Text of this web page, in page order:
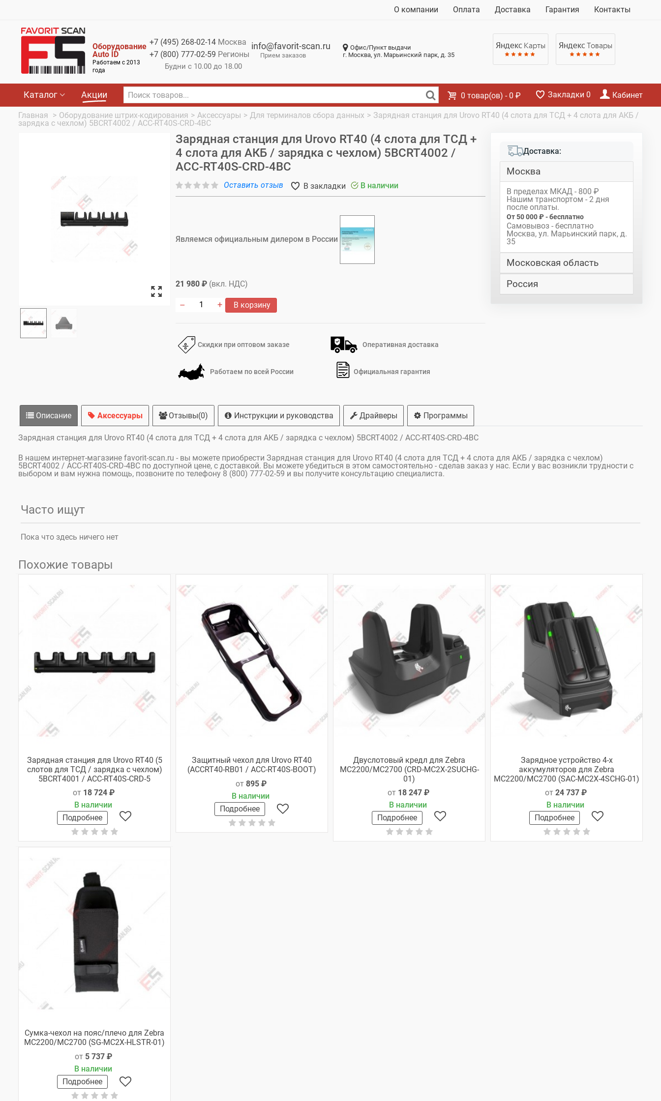
О компании Оплата Доставка Гарантия Контакты
Оборудование
Auto ID
Работаем с 2013
года
+7 (495) 268-02-14 Москва
+7 (800) 777-02-59 Регионы
Будни с 10.00 до 18.00
info@favorit-scan.ru
Прием заказов
Офис/Пункт выдачи
г. Москва, ул. Марьинский парк, д. 35
Яндекс Карты ЯндексТовары
Каталог Акции 0 товар(ов) - 0 ₽ Закладки 0 Кабинет
Главная > Оборудование штрих-кодирования > Аксессуары > Для терминалов сбора данных > Зарядная станция для Urovo RT40 (4 слота для ТСД + 4 слота для АКБ /
зарядка с чехлом) 5BCRT4002 / ACC-RT40S-CRD-4BC
Зарядная станция для Urovo RT40 (4 слота для ТСД +
4 слота для АКБ / зарядка с чехлом) 5BCRT4002 /
ACC-RT40S-CRD-4BC
Оставить отзыв В закладки В наличии
Являемся официальным дилером в России
21 980 ₽ (вкл. НДС)
В корзину
Скидки при оптовом заказе Оперативная доставка
Работаем по всей России Официальная гарантия
Доставка:
Москва
В пределах МКАД - 800 ₽
Нашим транспортом - 2 дня
после оплаты.
От 50 000 ₽ - бесплатно
Самовывоз - бесплатно
Москва, ул. Марьинский парк, д.
35
Московская область
Россия
Описание Аксессуары Отзывы(0) Инструкции и руководства Драйверы Программы
Зарядная станция для Urovo RT40 (4 слота для ТСД + 4 слота для АКБ / зарядка с чехлом) 5BCRT4002 / ACC-RT40S-CRD-4BC
В нашем интернет-магазине favorit-scan.ru - вы можете приобрести Зарядная станция для Urovo RT40 (4 слота для ТСД + 4 слота для АКБ / зарядка с чехлом)
5BCRT4002 / ACC-RT40S-CRD-4BC по доступной цене, с доставкой. Вы можете убедиться в этом самостоятельно - сделав заказ у нас. Если у вас возникли трудности с
выбором и вам нужна помощь, позвоните по телефону 8 (800) 777-02-59 и вы получите консультацию специалиста.
Часто ищут
Пока что здесь ничего нет
Похожие товары
Зарядная станция для Urovo RT40 (5
слотов для ТСД / зарядка с чехлом)
5BCRT4001 / ACC-RT40S-CRD-5
от 18 724 ₽
В наличии
Подробнее
Защитный чехол для Urovo RT40
(ACCRT40-RB01 / ACC-RT40S-BOOT)
от 895 ₽
В наличии
Подробнее
Двуслотовый кредл для Zebra
MC2200/MC2700 (CRD-MC2X-2SUCHG-
01)
от 18 247 ₽
В наличии
Подробнее
Зарядное устройство 4-х
аккумуляторов для Zebra
MC2200/MC2700 (SAC-MC2X-4SCHG-01)
от 24 737 ₽
В наличии
Подробнее
Cумка-чехол на пояс/плечо для Zebra
MC2200/MC2700 (SG-MC2X-HLSTR-01)
от 5 737 ₽
В наличии
Подробнее
Корзина
Нет товаров
Каталог
О компании
Оплата
Доставка
Гарантия